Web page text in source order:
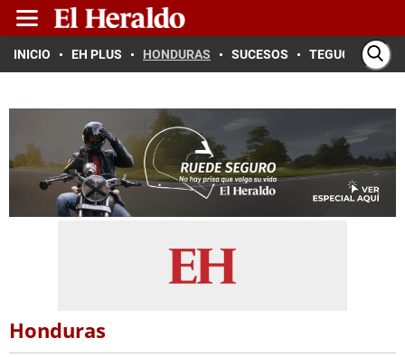
INICIO EH PLUS HONDURAS SUCESOS TEGUCIGALPA
Honduras